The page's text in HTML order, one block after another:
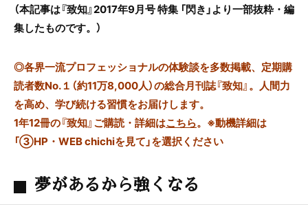
（本記事は『致知』2017年9月号 特集 「閃き」より一部抜粋・編
集したものです。）
◎各界一流プロフェッショナルの体験談を多数掲載、定期購
読者数No.１（約11万8,000人）の総合月刊誌『致知』。人間力
を高め、学び続ける習慣をお届けします。
1年12冊の『致知』ご購読・詳細はこちら。 ※動機詳細は
「③HP・WEB chichiを見て」を選択ください
夢があるから強くなる